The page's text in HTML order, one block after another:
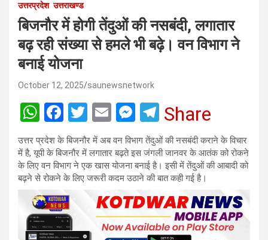
उत्तरप्रदेश उत्तराखण्ड
बिजनौर में होगी तेंदुओं की नसबंदी, लगातार
बढ़ रही संख्या से हमले भी बढ़े। वन विभाग ने
बनाई योजना
October 12, 2025 saunewsnetwork
W
h
at
s
A
p
p
F
a
ce
b
o
o
k
T
wi
tt
er
E
m
ail
M
es
se
n
er
T
el
e
gr
m
Share
उत्तर प्रदेश के बिजनौर में अब वन विभाग तेंदुओं की नसबंदी कराने के विचार
में है, यूपी के बिजनौर में लगातार बढ़ते इस जंगली जानवर के आतंक को रोकने
के लिए वन विभाग ने एक खास योजना बनाई है। इसी में तेंदुओं की आबादी को
बढ़ने से रोकने के लिए जरूरी कदम उठाने की बात कही गई है।